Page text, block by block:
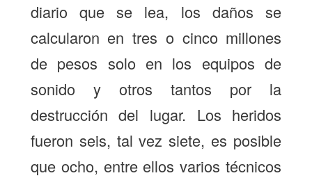
diario que se lea, los daños se
calcularon en tres o cinco millones
de pesos solo en los equipos de
sonido y otros tantos por la
destrucción del lugar. Los heridos
fueron seis, tal vez siete, es posible
que ocho, entre ellos varios técnicos